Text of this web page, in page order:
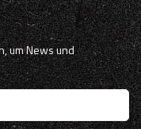
um News und